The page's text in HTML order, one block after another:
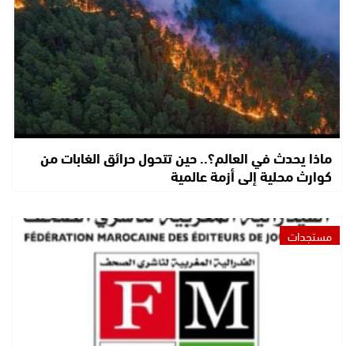
ماذا يحدث في العالم؟.. حين تتحول حرائق الغابات من
كوارث محلية إلى أزمة عالمية
مستجدات